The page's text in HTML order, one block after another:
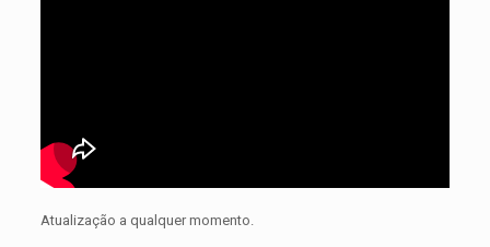
Atualização a qualquer momento.